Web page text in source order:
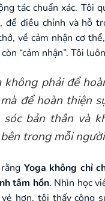
tác chuẩn xác. Tôi
để điều chỉnh và hỗ
về cảm nhận cơ
còn “cảm nhận”. Tôi
không phải để
để hoàn thiện
sóc bản thân và
trong mỗi
Yoga không chỉ
tâm hồn. Nhìn học
hơn, tôi thấy công